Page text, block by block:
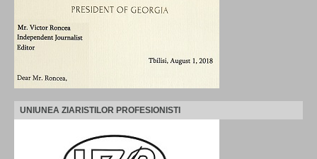
UNIUNEA ZIARISTILOR PROFESIONISTI